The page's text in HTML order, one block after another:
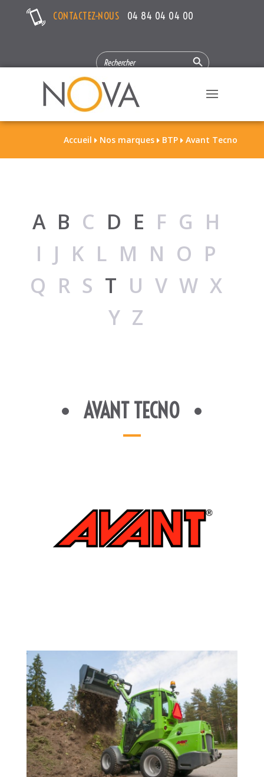
CONTACTEZ-NOUS 04 84 04 04 00
SEARCH
FOR:
Search Button
Accueil  Nos marques  BTP  Avant Tecno
A B C D E FGH
IJKLMNOP
QRS T UVWX
YZ
AVANT TECNO